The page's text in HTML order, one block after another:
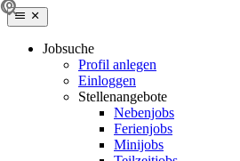
Jobsuche
Profil anlegen
Einloggen
Stellenangebote
Nebenjobs
Ferienjobs
Minijobs